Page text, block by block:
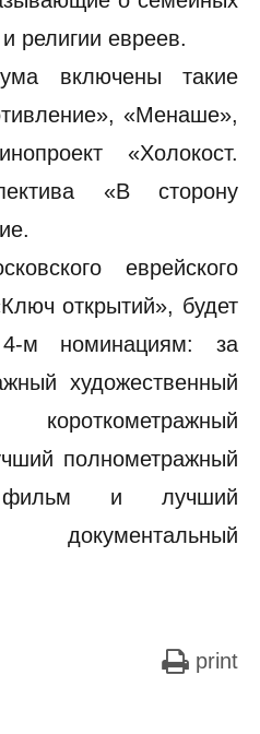
религии евреев.
включены такие
«Менаше»,
«Холокост.
«В сторону
еврейского
открытий», будет
м номинациям: за
художественный
полнометражный
фильм и лучший
документальный
print